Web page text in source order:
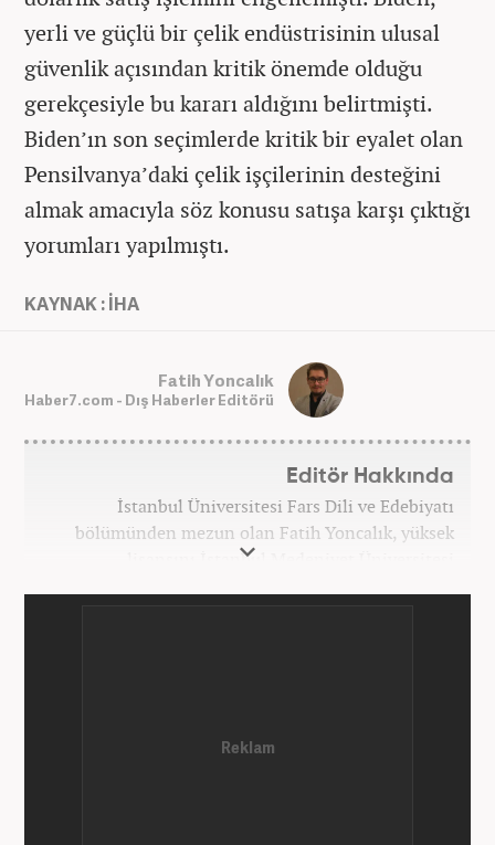
yerli ve güçlü bir çelik endüstrisinin ulusal
güvenlik açısından kritik önemde olduğu
gerekçesiyle bu kararı aldığını belirtmişti.
Biden’ın son seçimlerde kritik bir eyalet olan
Pensilvanya’daki çelik işçilerinin desteğini
almak amacıyla söz konusu satışa karşı çıktığı
yorumları yapılmıştı.
KAYNAK : İHA
Fatih Yoncalık
Haber7.com - Dış Haberler Editörü
Editör Hakkında
İstanbul Üniversitesi Fars Dili ve Edebiyatı
bölümünden mezun olan Fatih Yoncalık, yüksek
lisansını İstanbul Medeniyet Üniversitesi
AKŞAM Gazetesi’nde başlayan Yoncalık, Eylül